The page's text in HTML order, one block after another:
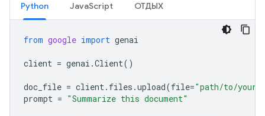
Python JavaScript ОТДЫХ
from google import genai
client = genai .Client()
doc_file = client. files .upload(file="path/to/your/
prompt = "Summarize this document"